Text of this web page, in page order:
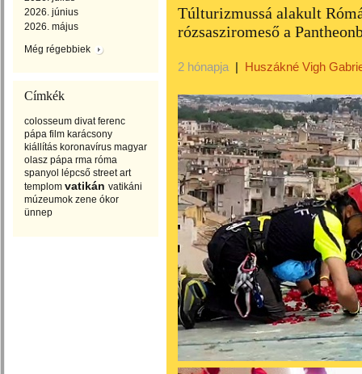
2026. június
2026. május
Még régebbiek
Címkék
colosseum divat ferenc
pápa film karácsony
kiállítás koronavírus magyar
olasz pápa rma róma
spanyol lépcső street art
templom vatikán vatikáni
múzeumok zene ókor
ünnep
Túlturizmussá alakult
rózsasziromeső a
2 hónapja | Huszákné Vigh